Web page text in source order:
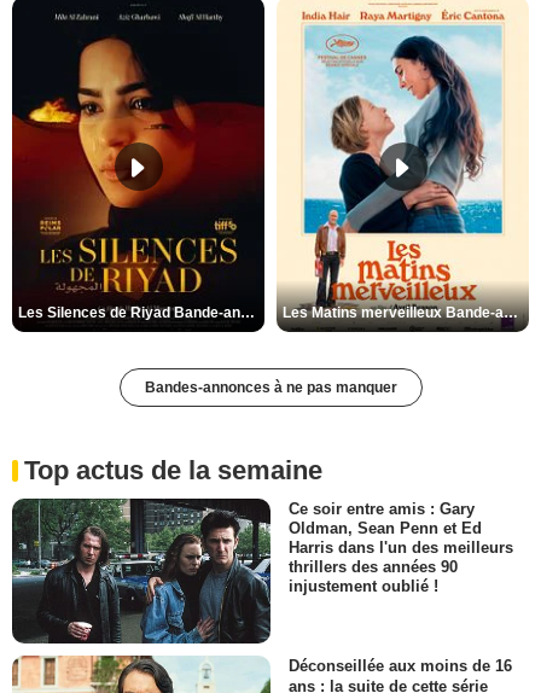
Les Silences de Riyad Bande-annonce VO STFR Les Matins merveilleux Bande-annonce VF
Bandes-annonces à ne pas manquer
Top actus de la semaine
Ce soir entre amis : Gary
Oldman, Sean Penn et Ed
Harris dans l'un des meilleurs
thrillers des années 90
injustement oublié !
Déconseillée aux moins de 16
ans : la suite de cette série